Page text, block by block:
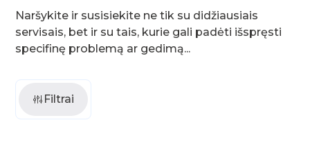
Naršykite ir susisiekite ne tik su didžiausiais
servisais, bet ir su tais, kurie gali padėti išspręsti
specifinę problemą ar gedimą...
Filtrai